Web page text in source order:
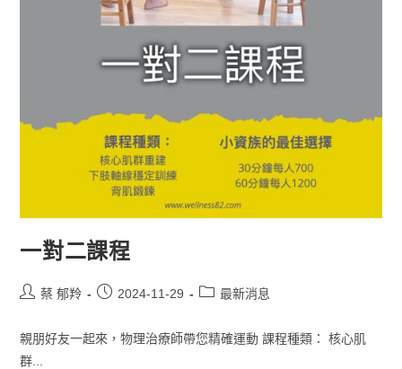
一對二課程
蔡 郁羚 2024-11-29 最新消息
親朋好友一起來，物理治療師帶您精確運動 課程種類： 核心肌
群...